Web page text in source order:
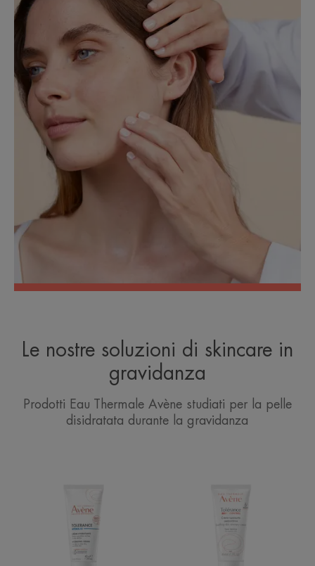
Le nostre soluzioni di skincare in
gravidanza
Prodotti Eau Thermale Avène studiati per la pelle
disidratata durante la gravidanza
CREMA
IDRATANTE
Crema
Lenitiva
Riequilibrante